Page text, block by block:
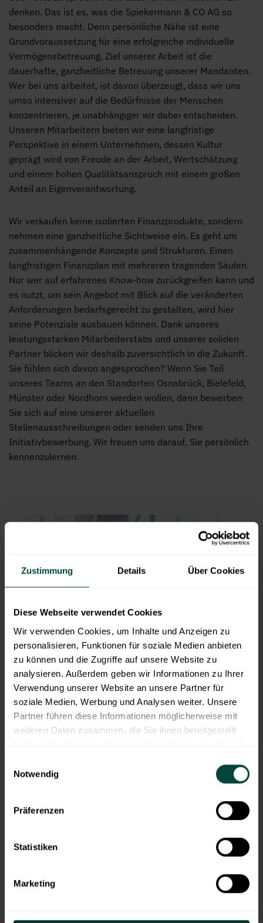
Zustimmung Details Über Cookies
Diese Webseite verwendet Cookies
Wir verwenden Cookies, um Inhalte und Anzeigen zu
personalisieren, Funktionen für soziale Medien anbieten
zu können und die Zugriffe auf unsere Website zu
analysieren. Außerdem geben wir Informationen zu Ihrer
Verwendung unserer Website an unsere Partner für
soziale Medien, Werbung und Analysen weiter. Unsere
Partner führen diese Informationen möglicherweise mit
weiteren Daten zusammen, die Sie ihnen bereitgestellt
Notwendig
Präferenzen
Statistiken
Marketing
denken. Das ist es, was die Spiekermann & CO AG so
besonders macht. Denn persönliche Nähe ist eine
Grundvoraussetzung für eine erfolgreiche individuelle
Vermögensbetreuung. Ziel unserer Arbeit ist die
dauerhafte, ganzheitliche Betreuung unserer Mandanten.
Wer bei uns arbeitet, ist davon überzeugt, dass wir uns
umso intensiver auf die Bedürfnisse der Menschen
konzentrieren, je unabhängiger wir dabei entscheiden.
Unseren Mitarbeitern bieten wir eine langfristige
Perspektive in einem Unternehmen, dessen Kultur
geprägt wird von Freude an der Arbeit, Wertschätzung
und einem hohen Qualitätsanspruch mit einem großen
Anteil an Eigenverantwortung.
Wir verkaufen keine isolierten Finanzprodukte, sondern
nehmen eine ganzheitliche Sichtweise ein. Es geht um
zusammenhängende Konzepte und Strukturen. Einen
langfristigen Finanzplan mit mehreren tragenden Säulen.
Nur wer auf erfahrenes Know-how zurückgreifen kann und
es nutzt, um sein Angebot mit Blick auf die veränderten
Anforderungen bedarfsgerecht zu gestalten, wird hier
seine Potenziale ausbauen können. Dank unseres
leistungsstarken Mitarbeiterstabs und unserer soliden
Partner blicken wir deshalb zuversichtlich in die Zukunft.
Sie fühlen sich davon angesprochen? Wenn Sie Teil
unseres Teams an den Standorten Osnabrück, Bielefeld,
Münster oder Nordhorn werden wollen, dann bewerben
Sie sich auf eine unserer aktuellen
Stellenausschreibungen oder senden uns Ihre
Initiativbewerbung. Wir freuen uns darauf, Sie persönlich
kennenzulernen.
Stellenangebote
Alle Bielefeld